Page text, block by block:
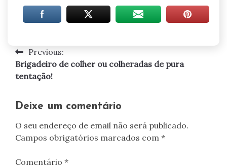
Navegação
de
Previous:
Brigadeiro de colher ou colheradas de pura
tentação!
Deixe um comentário
O seu endereço de email não será publicado.
Campos obrigatórios marcados com *
Comentário *